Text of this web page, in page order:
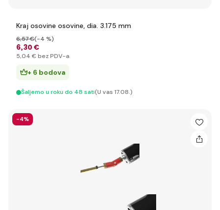
Kraj osovine osovine, dia. 3.175 mm
6,30 €
6,57 €(-4 %)
5,04 € bez PDV-a
+ 6 bodova
Šaljemo u roku do 48 sati(U vas 17.08.)
-4%